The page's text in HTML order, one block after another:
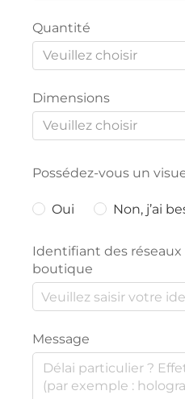
Quantité
Veuillez choisir
Dimensions
Veuillez choisir
Possédez-vous un
Oui Non, j’ai
Identifiant des réseaux
boutique
Message